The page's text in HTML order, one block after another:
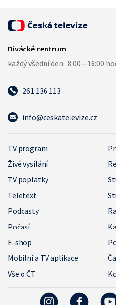
261 136 113
info@ceskatelevize.cz
TV program
Živé vysílání
TV poplatky
Teletext
Podcasty
Počasí
E-shop
Mobilní a TV aplikace
Vše o ČT